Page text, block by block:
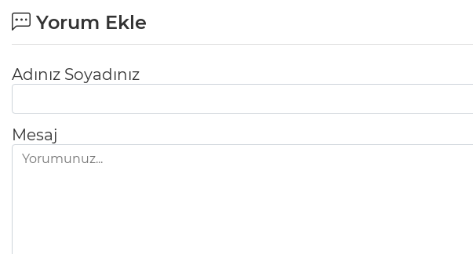
Yorum Ekle
Adınız Soyadınız
Mesaj